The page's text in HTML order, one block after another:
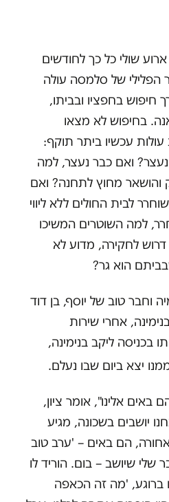
שולי כל כך לחודשים
של סלמסה עולה
ונערך חיפוש בחפציו ובביתו,
בחיפוש לא מצאו
עכשיו ביתר תוקף:
ואם כבר נעצר, למה
והושאר מחוץ לתחנה? ואם
לבית החולים ללא ליווי
למה השוטרים המשיכו
לחקירה, מדוע לא
הוא גר?
וחבר טוב של יוסף, בן דוד
אחרי שירות
בכניסה ליקב בנימינה,
יצא ביום שבו נעלם.
אלינו", אומר ציון,
יושבים בשכונה, מגיע
הם באים – 'ערב טוב
שיושב – בום. הוריד לו
ברוגע, 'מה זה הכאפה